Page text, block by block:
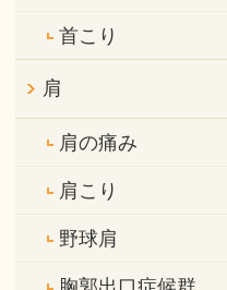
首こり
肩
肩の痛み
肩こり
野球肩